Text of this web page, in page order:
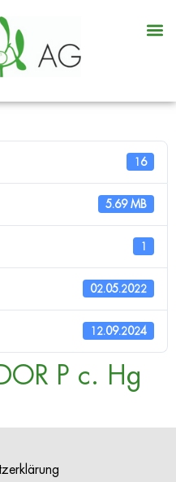
16
5.69 MB
1
02.05.2022
12.09.2024
P c. Hg